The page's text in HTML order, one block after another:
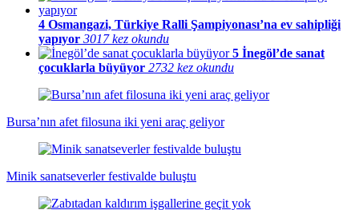
4 Osmangazi, Türkiye Ralli Şampiyonası’na ev sahipliği
yapıyor 3017 kez okundu
5 İnegöl’de sanat
çocuklarla büyüyor 2732 kez okundu
Bursa’nın afet filosuna iki yeni araç geliyor
Minik sanatseverler festivalde buluştu